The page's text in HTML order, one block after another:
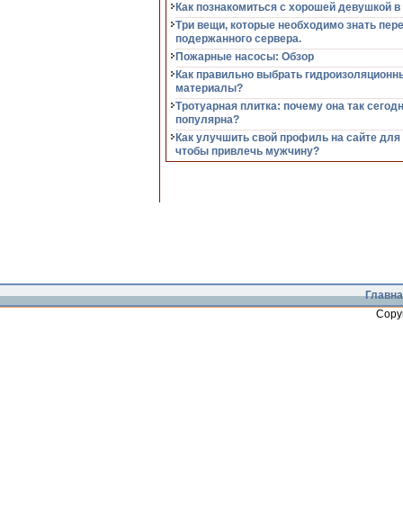
Как познакомиться с хорошей девушкой в
Три вещи, которые необходимо знать
подержанного сервера.
Пожарные насосы: Обзор
Как правильно выбрать
материалы?
Тротуарная плитка: почему она так
популярна?
Как улучшить свой профиль на сайте для
чтобы привлечь мужчину?